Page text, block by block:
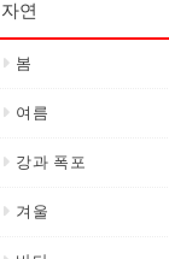
자연
봄
여름
강과 폭포
겨울